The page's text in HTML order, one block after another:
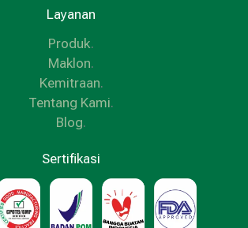
Layanan
Produk.
Maklon.
Kemitraan.
Tentang Kami.
Blog.
Sertifikasi